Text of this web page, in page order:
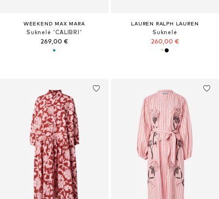
WEEKEND MAX MARA
Suknelė 'CALIBRI'
269,00 €
LAUREN RALPH LAUREN
Suknelė
260,00 €